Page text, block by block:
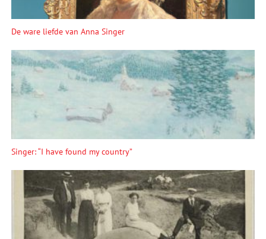
De ware liefde van Anna Singer
Singer: “I have found my country”